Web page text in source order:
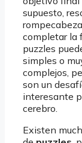
supuesto,
completar la
puzzles
simples o
complejos,
son un
interesante
cerebro.
Existen